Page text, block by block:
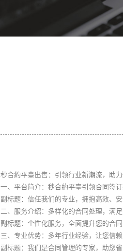
秒合約平臺出售：引领行业新潮流，助力
一、平台简介：秒合約平臺引领合同签
副标题：信任我们的专业，拥抱高效、安
二、服务介绍：多样化的合同处理，满
副标题：个性化服务，全面提升您的合
三、专业优势：多年行业经验，让您信
副标题：我们是合同管理的专家，助您